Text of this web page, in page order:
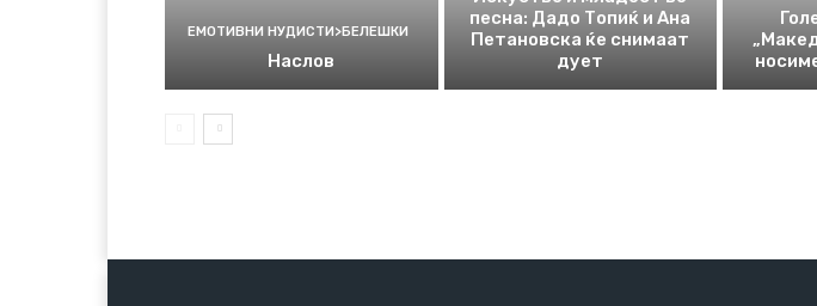
ЕМОТИВНИ НУДИСТИ>БЕЛЕШКИ
Наслов
песна: Дадо Топиќ и Ана
Петановска ќе снимаат
дует